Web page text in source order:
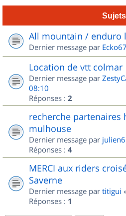
Sujets
All mountain / enduro
Dernier message par Ecko67
Location de vtt colmar
Dernier message par
08:10
Réponses : 2
recherche partenaires
mulhouse
Dernier message par
Réponses : 4
MERCI aux riders
Saverne
Dernier message par titigui
Réponses : 1